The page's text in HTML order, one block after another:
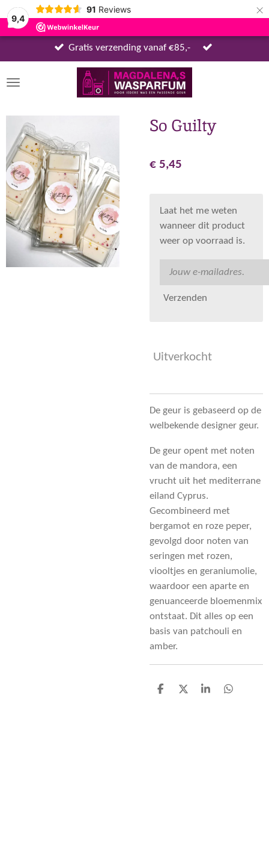
9,4
91 Reviews ×
Gratis verzending vanaf €85,-
So Guilty
€ 5,45
Laat het me weten
wanneer dit product
weer op voorraad is.
Verzenden
Uitverkocht
De geur is gebaseerd op de
welbekende designer geur.
De geur opent met noten
van de mandora, een
vrucht uit het mediterrane
eiland Cyprus.
Gecombineerd met
bergamot en roze peper,
gevolgd door noten van
seringen met rozen,
viooltjes en geraniumolie,
waardoor een aparte en
genuanceerde bloemenmix
ontstaat. Dit alles op een
basis van patchouli en
amber.
D
D
S
D